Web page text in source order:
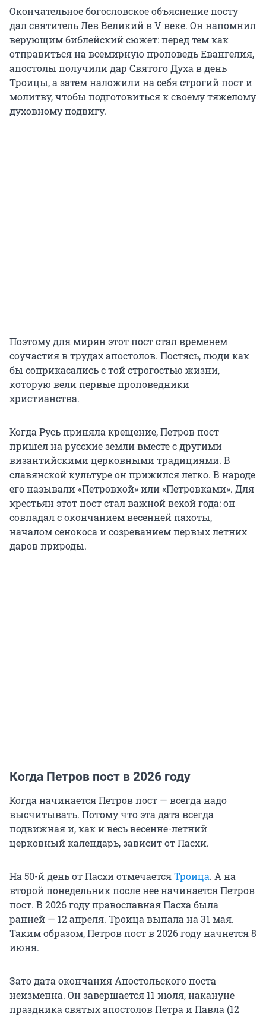
Окончательное богословское объяснение посту
дал святитель Лев Великий в V веке. Он напомнил
верующим библейский сюжет: перед тем как
отправиться на всемирную проповедь Евангелия,
апостолы получили дар Святого Духа в день
Троицы, а затем наложили на себя строгий пост и
молитву, чтобы подготовиться к своему тяжелому
духовному подвигу.
Поэтому для мирян этот пост стал временем
соучастия в трудах апостолов. Постясь, люди как
бы соприкасались с той строгостью жизни,
которую вели первые проповедники
христианства.
Когда Русь приняла крещение, Петров пост
пришел на русские земли вместе с другими
византийскими церковными традициями. В
славянской культуре он прижился легко. В народе
его называли «Петровкой» или «Петровками». Для
крестьян этот пост стал важной вехой года: он
совпадал с окончанием весенней пахоты,
началом сенокоса и созреванием первых летних
даров природы.
Когда Петров пост в 2026 году
Когда начинается Петров пост — всегда надо
высчитывать. Потому что эта дата всегда
подвижная и, как и весь весенне-летний
церковный календарь, зависит от Пасхи.
На 50-й день от Пасхи отмечаетсяТроица. А на
второй понедельник после нее начинается Петров
пост. В 2026 году православная Пасха была
ранней — 12 апреля. Троица выпала на 31 мая.
Таким образом, Петров пост в 2026 году начнется 8
июня.
Зато дата окончания Апостольского поста
неизменна. Он завершается 11 июля, накануне
праздника святых апостолов Петра и Павла (12